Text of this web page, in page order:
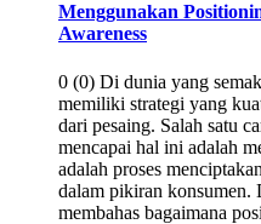
Menggunakan
Awareness
0 (0) Di dunia yang
memiliki strategi yang
dari pesaing. Salah satu
mencapai hal ini adalah
adalah proses
dalam pikiran konsumen.
membahas bagaimana